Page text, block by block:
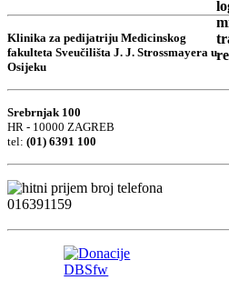
Klinika za pedijatriju Medicinskog
fakulteta Sveučilišta J. J. Strossmayera u
Osijeku
Srebrnjak 100
HR - 10000 ZAGREB
tel: (01) 6391 100